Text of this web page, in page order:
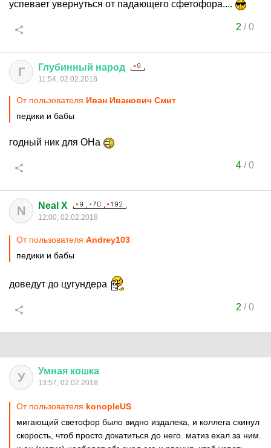
успевает увернуться от падающего сфетофора....
2 /0
Г Глубинный народ
11:54, 02.02.2018
От пользователя Иван Иванович Смит
педики и бабы
годный ник для ОНа
4/0
N Neal X
12:00, 02.02.2018
От пользователя Andrey103
педики и бабы
доведут до цугундера
2 /0
У Умная кошка
13:57, 02.02.2018
От пользователя konopleUS
мигающий светофор было видно издалека, и коллега скинул
скорость, чтоб просто докатиться до него. матиз ехал за ним.